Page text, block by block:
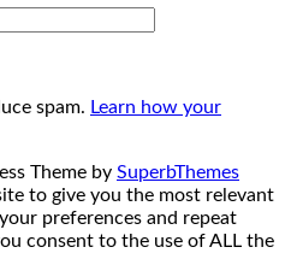
spam. Learn how your
Theme by SuperbThemes
to give you the most relevant
preferences and repeat
consent to the use of ALL the